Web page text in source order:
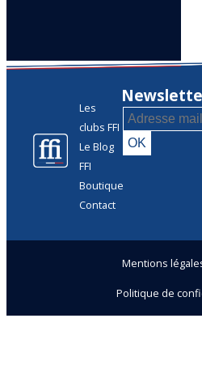
Les
clubs FFI
Le Blog
FFI
Boutique
Contact
Mentions
Politique de